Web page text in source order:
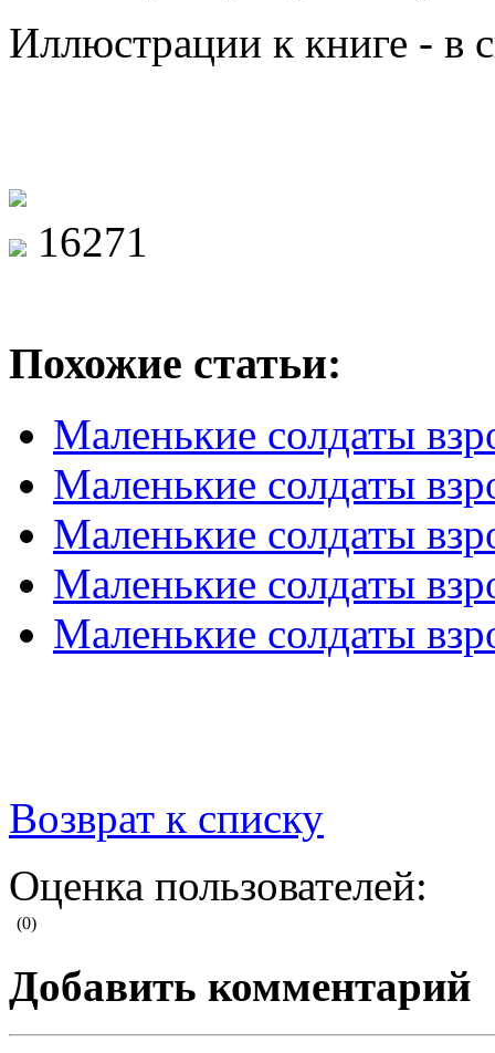
Иллюстрации к книге - в
16271
Похожие статьи:
Маленькие солдаты
Маленькие солдаты
Маленькие солдаты
Маленькие солдаты
Маленькие солдаты
Возврат к списку
Оценка пользователей:
(0)
Добавить комментарий